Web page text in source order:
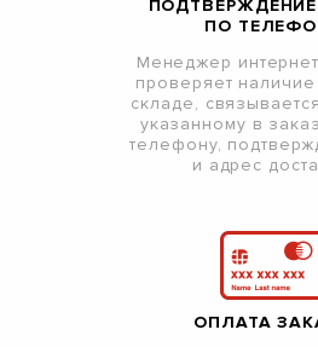
ПО
Менеджер
проверяет наличие
складе,
указанному в
телефону,
и адрес
ОПЛАТА